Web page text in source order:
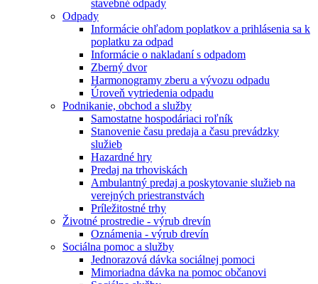
stavebné odpady
Odpady
Informácie ohľadom poplatkov a prihlásenia sa k
poplatku za odpad
Informácie o nakladaní s odpadom
Zberný dvor
Harmonogramy zberu a vývozu odpadu
Úroveň vytriedenia odpadu
Podnikanie, obchod a služby
Samostatne hospodáriaci roľník
Stanovenie času predaja a času prevádzky
služieb
Hazardné hry
Predaj na trhoviskách
Ambulantný predaj a poskytovanie služieb na
verejných priestranstvách
Príležitostné trhy
Životné prostredie - výrub drevín
Oznámenia - výrub drevín
Sociálna pomoc a služby
Jednorazová dávka sociálnej pomoci
Mimoriadna dávka na pomoc občanovi